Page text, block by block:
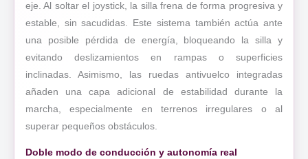
eje. Al soltar el joystick, la silla frena de forma progresiva y
estable, sin sacudidas. Este sistema también actúa ante
una posible pérdida de energía, bloqueando la silla y
evitando deslizamientos en rampas o superficies
inclinadas. Asimismo, las ruedas antivuelco integradas
añaden una capa adicional de estabilidad durante la
marcha, especialmente en terrenos irregulares o al
superar pequeños obstáculos.
Doble modo de conducción y autonomía real